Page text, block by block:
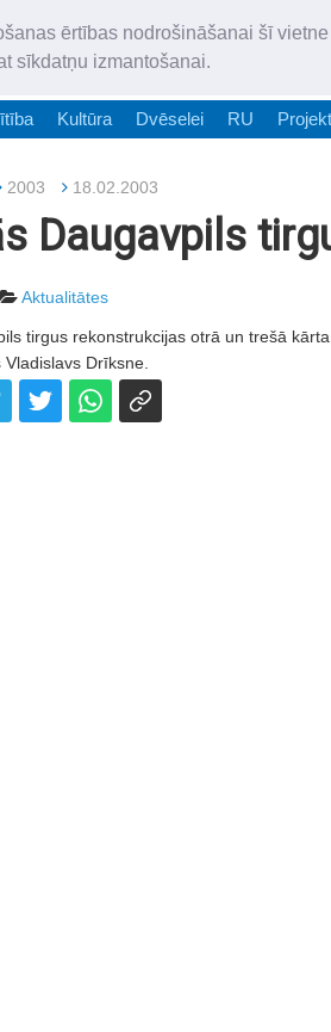
ērtības nodrošināšanai šī
sīkdatņu izmantošanai.
Kultūra Dvēselei RU
2003 18.02.2003
Daugavpils
Aktualitātes
tirgus rekonstrukcijas otrā un trešā
Drīksne.